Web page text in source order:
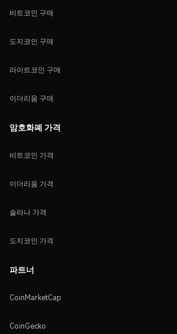
비트코인 구매
도지코인 구매
라이트코인 구매
이더리움 구매
암호화폐 가격
비트코인 가격
이더리움 가격
솔라나 가격
도지코인 가격
파트너
CoinMarketCap
CoinGecko